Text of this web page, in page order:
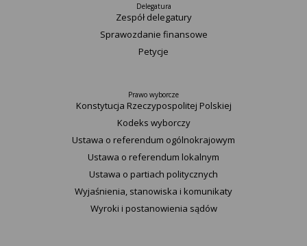
Delegatura
Zespół delegatury
Sprawozdanie finansowe
Petycje
Prawo wyborcze
Konstytucja Rzeczypospolitej Polskiej​
Kodeks wyborczy
Ustawa o referendum ogólnokrajowym
Ustawa o referendum lokalnym
Ustawa o partiach politycznych
Wyjaśnienia, stanowiska i komunikaty
Wyroki i postanowienia sądów